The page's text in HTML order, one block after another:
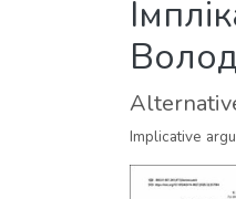
Implicative